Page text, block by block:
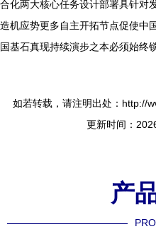
合化两大核心任务设计部署具针对
造机应势更多自主开拓节点促使中
国基石真现持续演步之本必须始终
如若转载，请注明出处：http://
更新时间：
产